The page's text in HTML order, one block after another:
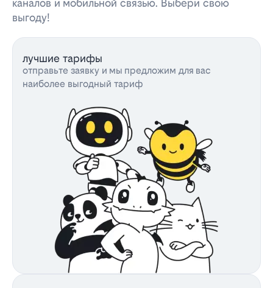
каналов и мобильной связью. Выбери свою
выгоду!
лучшие тарифы
отправьте заявку и мы предложим для вас
наиболее выгодный тариф